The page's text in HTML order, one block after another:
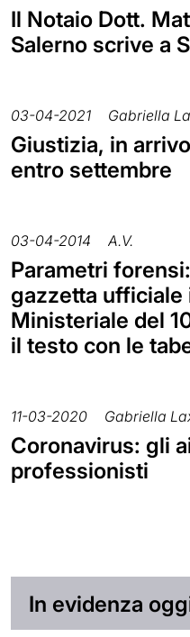
Il Notaio Dott.
Salerno scrive a
03-04-2021 Gabriella
Giustizia, in
entro settembre
03-04-2014 A.V.
Parametri
gazzetta ufficiale
Ministeriale del
il testo con le
11-03-2020 Gabriella
Coronavirus: gli
professionisti
In evidenza